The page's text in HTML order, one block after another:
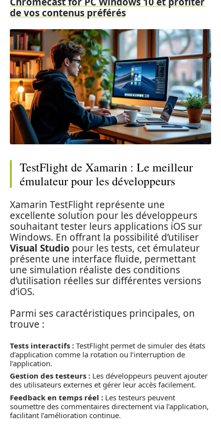
de vos contenus préférés
TestFlight de Xamarin : Le meilleur
émulateur pour les développeurs
Xamarin TestFlight représente une
excellente solution pour les développeurs
souhaitant tester leurs applications iOS sur
Windows. En offrant la possibilité d’utiliser
Visual Studio pour les tests, cet émulateur
présente une interface fluide, permettant
une simulation réaliste des conditions
d’utilisation réelles sur différentes versions
d’iOS.
Parmi ses caractéristiques principales, on
trouve :
Tests interactifs : TestFlight permet de simuler des états
d’application comme la rotation ou l’interruption de
l’application.
Gestion des testeurs : Les développeurs peuvent ajouter
des utilisateurs externes et gérer leur accès facilement.
Feedback en temps réel : Les testeurs peuvent
soumettre des commentaires directement via l’application,
facilitant l’amélioration continue.